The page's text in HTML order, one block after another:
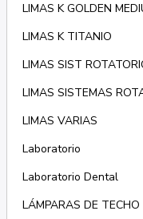
LIMAS K GOLDEN
LIMAS K TITANIO
LIMAS SIST
LIMAS SISTEMAS
LIMAS VARIAS
Laboratorio
Laboratorio Dental
LÁMPARAS DE TECHO